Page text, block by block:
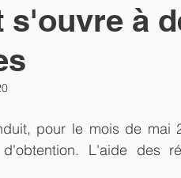
s'ouvre à
pour le mois de mai
L'aide des